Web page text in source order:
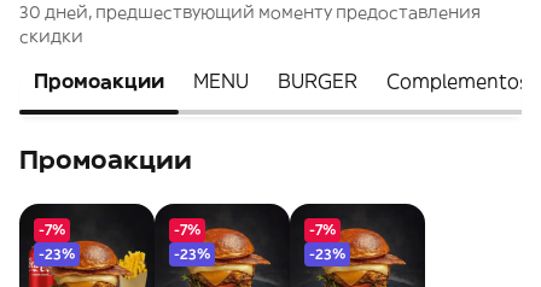
30 дней, предшествующий моменту предоставления
скидки
Промоакции MENU BURGER Complementos
Промоакции
-7%
-23%
-7%
-23%
-7%
-23%